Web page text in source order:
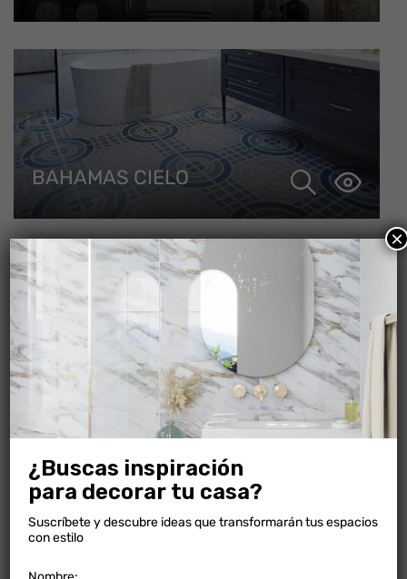
BAHAMAS CIELO
CALDAS FORTE
ZAFIRO BLANCO + FORTALEZA
¿Buscas inspiración
para decorar tu casa?
Suscríbete y descubre ideas que transformarán tus espacios
con estilo
×